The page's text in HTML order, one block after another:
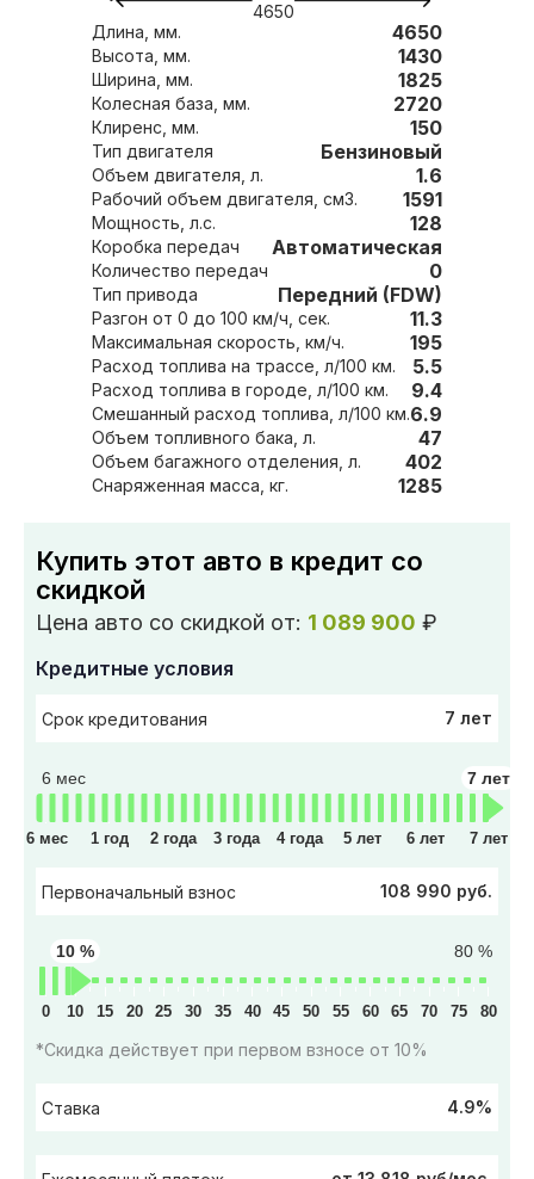
4650
Длина, мм. 4650
Высота, мм. 1430
Ширина, мм. 1825
Колесная база, мм. 2720
Клиренс, мм. 150
Тип двигателя Бензиновый
Объем двигателя, л. 1.6
Рабочий объем двигателя, см3. 1591
Мощность, л.с. 128
Коробка передач Автоматическая
Количество передач 0
Тип привода Передний (FDW)
Разгон от 0 до 100 км/ч, сек. 11.3
Максимальная скорость, км/ч. 195
Расход топлива на трассе, л/100 км. 5.5
Расход топлива в городе, л/100 км. 9.4
Смешанный расход топлива, л/100 км.6.9
Объем топливного бака, л. 47
Объем багажного отделения, л. 402
Снаряженная масса, кг. 1285
Купить этот авто в кредит со
скидкой
Цена авто со скидкой от: 1 089 900 ₽
Кредитные условия
Срок кредитования 7 лет
6 мес 7 лет
6 мес 1 год 2 года 3 года 4 года 5 лет 6 лет 7 лет
Первоначальный взнос 108 990 руб.
80 %
10 %
0 10 15 20 25 30 35 40 45 50 55 60 65 70 75 80
*Скидка действует при первом взносе от 10%
Ставка 4.9%